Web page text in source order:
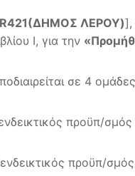
421(ΔΗΜΟΣ ΛΕΡΟΥ)],
Ι, για την
σε 4
προϋπ/
προϋπ/